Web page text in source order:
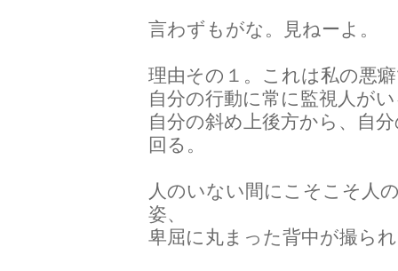
言わずもがな。見ねーよ。
理由その１。これは私の悪
自分の行動に常に監視人が
自分の斜め上後方から、自
回る。
人のいない間にこそこそ人
姿、
卑屈に丸まった背中が撮ら